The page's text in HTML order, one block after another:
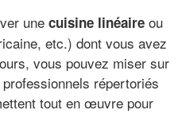
une cuisine linéaire ou
etc.) dont vous avez
vous pouvez miser sur
répertoriés
tout en œuvre pour